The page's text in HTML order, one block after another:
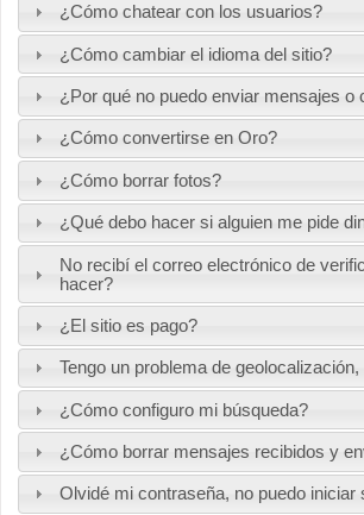
¿Cómo chatear con los usuarios?
¿Cómo cambiar el idioma del sitio?
¿Por qué no puedo enviar mensajes o
¿Cómo convertirse en Oro?
¿Cómo borrar fotos?
¿Qué debo hacer si alguien me pide
No recibí el correo electrónico de
hacer?
¿El sitio es pago?
Tengo un problema de
¿Cómo configuro mi búsqueda?
¿Cómo borrar mensajes recibidos y
Olvidé mi contraseña, no puedo iniciar